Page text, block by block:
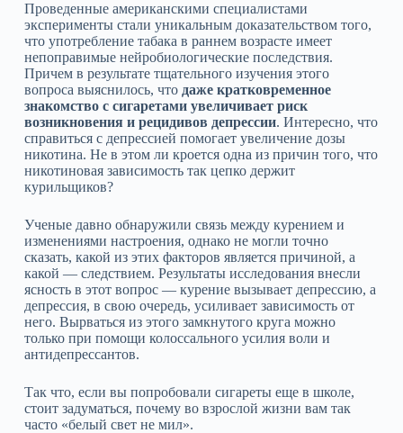
Проведенные американскими специалистами
эксперименты стали уникальным доказательством того,
что употребление табака в раннем возрасте имеет
непоправимые нейробиологические последствия.
Причем в результате тщательного изучения этого
вопроса выяснилось, что даже кратковременное
знакомство с сигаретами увеличивает риск
возникновения и рецидивов депрессии. Интересно, что
справиться с депрессией помогает увеличение дозы
никотина. Не в этом ли кроется одна из причин того, что
никотиновая зависимость так цепко держит
курильщиков?
Ученые давно обнаружили связь между курением и
изменениями настроения, однако не могли точно
сказать, какой из этих факторов является причиной, а
какой — следствием. Результаты исследования внесли
ясность в этот вопрос — курение вызывает депрессию, а
депрессия, в свою очередь, усиливает зависимость от
него. Вырваться из этого замкнутого круга можно
только при помощи колоссального усилия воли и
антидепрессантов.
Так что, если вы попробовали сигареты еще в школе,
стоит задуматься, почему во взрослой жизни вам так
часто «белый свет не мил».